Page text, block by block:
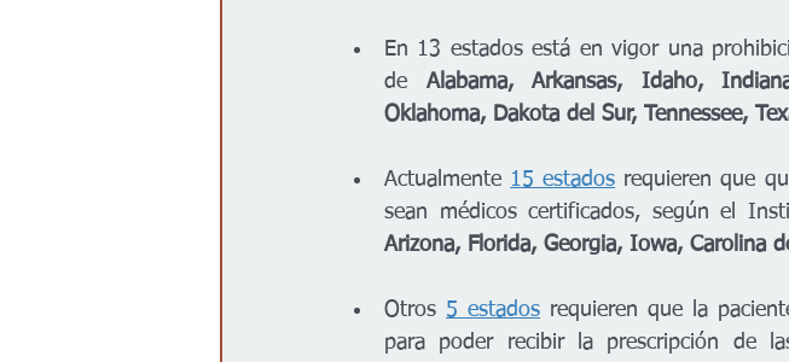
En 13 estados está en vigor una
de Alabama, Arkansas, Idaho,
Oklahoma, Dakota del Sur, Tennessee,
Actualmente 15 estados requieren que
Arizona, Florida, Georgia, Iowa, Carolina
Otros 5 estados requieren que la
para poder recibir la prescripción de